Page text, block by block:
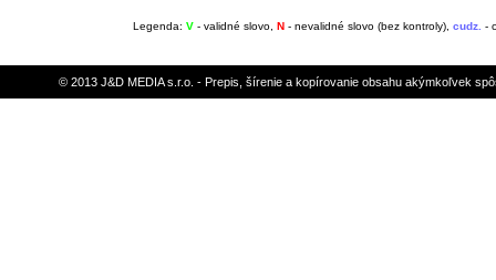
Legenda: V - validné slovo, N - nevalidné slovo (bez kontroly), cudz. -
© 2013 J&D MEDIA s.r.o. - Prepis, šírenie a kopírovanie obsahu akýmkoľvek